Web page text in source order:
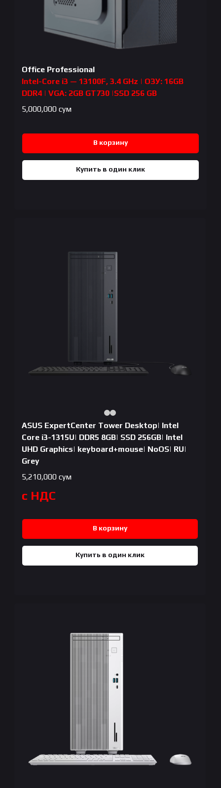
Office Professional
Intel-Core i3 — 13100F, 3.4 GHz | ОЗУ: 16GB
DDR4 | VGA: 2GB GT730 |SSD 256 GB
5,000,000 сум
В корзину
Купить в один клик
ASUS ExpertCenter Tower Desktop| Intel
Core i3-1315U| DDR5 8GB| SSD 256GB| Intel
UHD Graphics| keyboard+mouse| NoOS| RU|
Grey
5,210,000 сум
с НДС
В корзину
Купить в один клик